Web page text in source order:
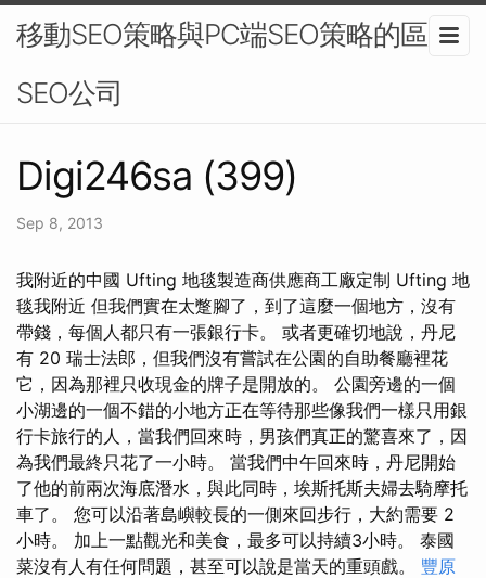
移動SEO策略與PC端SEO策略的區別-
SEO公司
Digi246sa (399)
Sep 8, 2013
我附近的中國 Ufting 地毯製造商供應商工廠定制 Ufting 地
毯我附近 但我們實在太蹩腳了，到了這麼一個地方，沒有
帶錢，每個人都只有一張銀行卡。 或者更確切地說，丹尼
有 20 瑞士法郎，但我們沒有嘗試在公園的自助餐廳裡花
它，因為那裡只收現金的牌子是開放的。 公園旁邊的一個
小湖邊的一個不錯的小地方正在等待那些像我們一樣只用銀
行卡旅行的人，當我們回來時，男孩們真正的驚喜來了，因
為我們最終只花了一小時。 當我們中午回來時，丹尼開始
了他的前兩次海底潛水，與此同時，埃斯托斯夫婦去騎摩托
車了。 您可以沿著島嶼較長的一側來回步行，大約需要 2
小時。 加上一點觀光和美食，最多可以持續3小時。 泰國
菜沒有人有任何問題，甚至可以說是當天的重頭戲。 豐原